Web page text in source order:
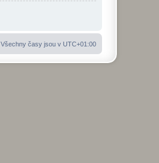
Všechny časy jsou v UTC+01:00